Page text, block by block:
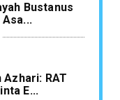
Bustanus
RAT
E...